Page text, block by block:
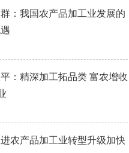
：我国农产品加工业发展的
：精深加工拓品类 富农增收
农产品加工业转型升级加快